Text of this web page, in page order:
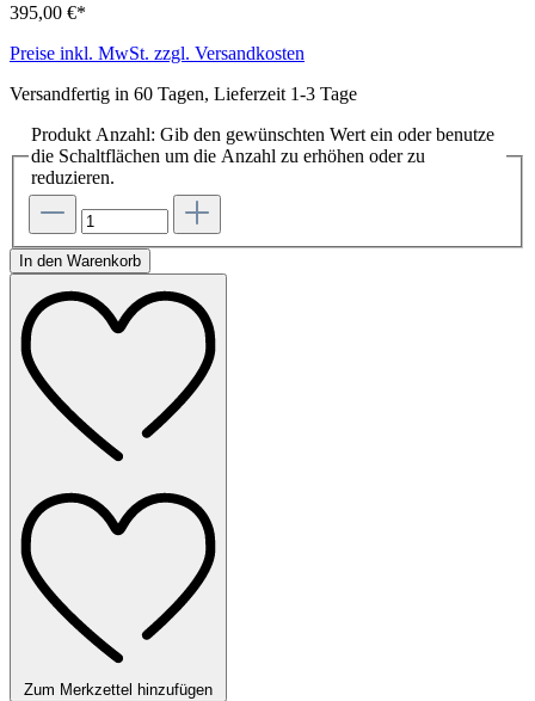
395,00 €*
Preise inkl. MwSt. zzgl. Versandkosten
Versandfertig in 60 Tagen, Lieferzeit 1-3 Tage
Produkt Anzahl: Gib den gewünschten Wert ein oder benutze
die Schaltflächen um die Anzahl zu erhöhen oder zu
reduzieren.
In den Warenkorb
Zum Merkzettel hinzufügen